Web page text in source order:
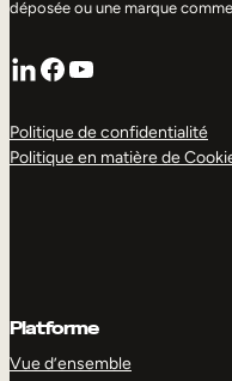
déposée ou une marque
LinkedIn
Facebook
YouTube
Politique de confidentialité
Politique en matière de
Platforme
Vue d’ensemble